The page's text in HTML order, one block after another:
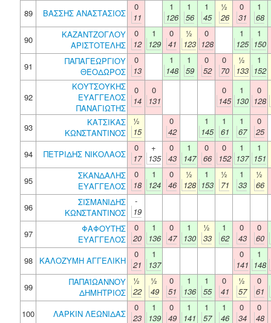
89
ΒΑΣΣΗΣ ΑΝΑΣΤΑΣΙΟΣ
0
11
1
126
1
56
1
45
½
26
0
31
1
68
90
ΚΑΖΑΝΤΖΟΓΛΟΥ
ΑΡΙΣΤΟΤΕΛΗΣ
0
12
1
129
0
41
½
123
0
128
1
125
1
150
91
ΠΑΠΑΓΕΩΡΓΙΟΥ
ΘΕΟΔΩΡΟΣ
0
13
1
148
1
59
0
52
0
70
½
133
1
152
92
ΚΟΥΤΣΟΥΚΗΣ
ΕΥΑΓΓΕΛΟΣ
ΠΑΝΑΓΙΩΤΗΣ
0
14
0
131
0
145
1
130
0
128
93
ΚΑΤΣΙΚΑΣ
ΚΩΝΣΤΑΝΤΙΝΟΣ
½
15
0
42
1
145
1
61
1
67
0
25
94
ΠΕΤΡΙΔΗΣ ΝΙΚΟΛΑΟΣ
0
17
+
135
0
43
1
147
0
66
0
152
1
137
1
151
95
ΣΚΑΝΔΑΛΗΣ
ΕΥΑΓΓΕΛΟΣ
0
18
1
124
0
46
½
128
1
153
½
71
1
33
½
66
96
ΣΙΣΜΑΝΙΔΗΣ
ΚΩΝΣΤΑΝΤΙΝΟΣ
-
19
97
ΦΑΦΟΥΤΗΣ
ΕΥΑΓΓΕΛΟΣ
0
20
1
136
0
47
1
130
½
33
1
62
0
43
0
60
98
ΚΑΛΟΖΥΜΗ ΑΓΓΕΛΙΚΗ
0
21
1
137
0
141
1
148
99
ΠΑΠΑΪΩΑΝΝΟΥ
ΔΗΜΗΤΡΙΟΣ
½
22
½
49
0
51
1
136
1
55
0
41
½
57
0
61
100
ΛΑΡΚΙΝ ΛΕΩΝΙΔΑΣ
0
23
1
139
0
49
1
141
1
57
1
46
0
34
0
48